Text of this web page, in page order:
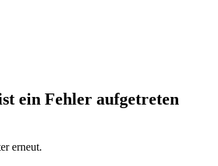
ein Fehler aufgetreten
erneut.